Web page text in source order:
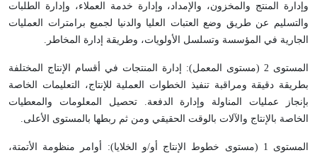
وإدارة المنتج والمخزون، والإمداد، وإدارة خدمة العملاء، وإدارة الطلبات
والتسليم عن طريق وضع العتبات العليا والدنيا لجميع برامترات العمليات
الجارية في المؤسسة وتسلسل الأولويات، وطريقة إدارة المخاطر.
المستوى 2 (مستوى المعمل): إدارة المنتجات في أقسام الإنتاج المختلفة
بطريقة دقيقة ومراقبة تنفيذ الخطوات العملية للإنتاج، التعليمات الخاصة
بإنجاز عمليات المناولة وإدارة الدفعة. تحصيل المعلومات والمعطيات
الخاصة بالإنتاج والآلات بالوقت الحقيقي ومن ثم ربطها بالمستوى الأعلى.
المستوى 1 (مستوى خطوط الإنتاج أو/و الخلايا): أوامر منظومة الأتمتة،